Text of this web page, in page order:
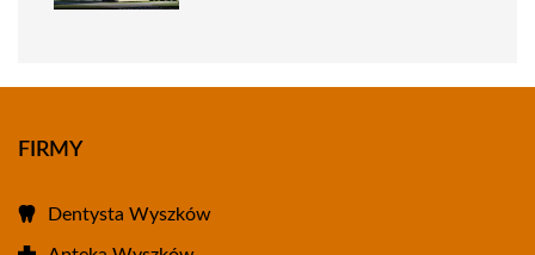
FIRMY
Dentysta Wyszków